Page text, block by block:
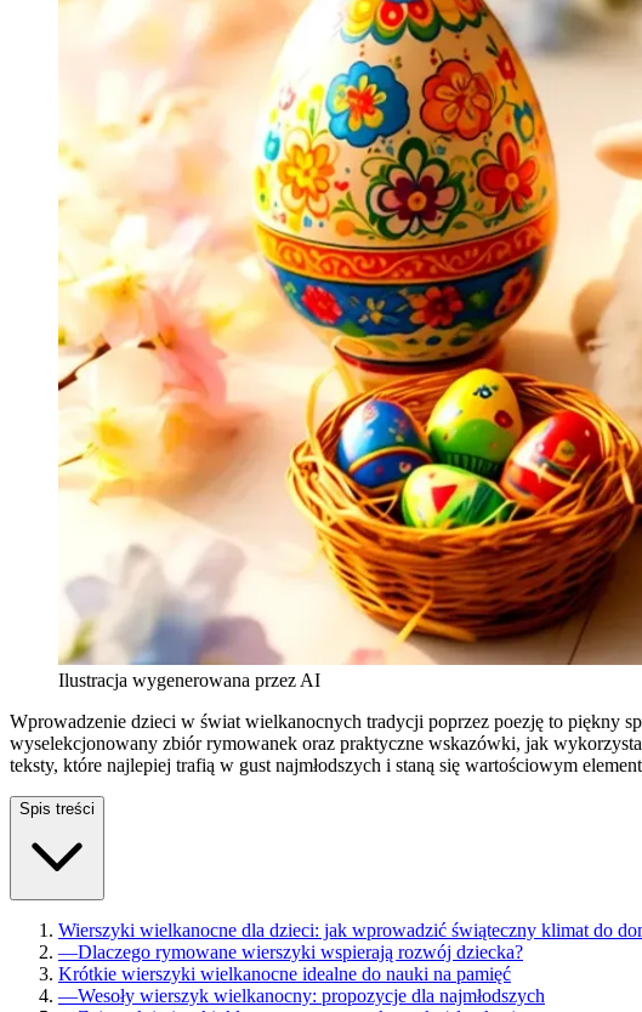
Ilustracja wygenerowana przez AI
Wprowadzenie dzieci w świat wielkanocnych tradycji poprzez poezję to piękny
wyselekcjonowany zbiór rymowanek oraz praktyczne wskazówki, jak
teksty, które najlepiej trafią w gust najmłodszych i staną się wartościowym
Spis treści
Wierszyki wielkanocne dla dzieci: jak wprowadzić świąteczny klimat do
—Dlaczego rymowane wierszyki wspierają rozwój dziecka?
Krótkie wierszyki wielkanocne idealne do nauki na pamięć
—Wesoły wierszyk wielkanocny: propozycje dla najmłodszych